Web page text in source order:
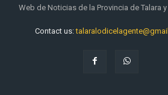
Web de Noticias de la Provincia de Talara y
Contact us: